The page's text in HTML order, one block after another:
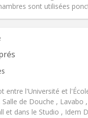
sont utilisées
entre l'Université et
de Douche , Lavabo
et dans le Studio , Idem
bathroom